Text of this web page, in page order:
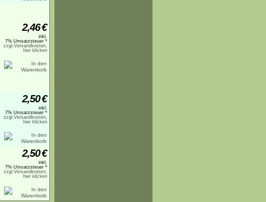
2,46€
inkl.
7% Umsatzsteuer *
zzgl.Versandkosten,
hier klicken
2,50€
inkl.
7% Umsatzsteuer *
zzgl.Versandkosten,
hier klicken
2,50€
inkl.
7% Umsatzsteuer *
zzgl.Versandkosten,
hier klicken